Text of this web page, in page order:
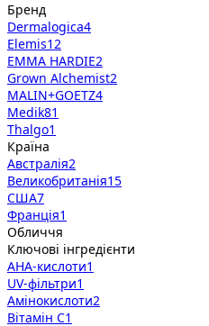
Бренд
Dermalogica4
Elemis12
EMMA HARDIE2
Grown Alchemist2
MALIN+GOETZ4
Medik81
Thalgo1
Країна
Австралія2
Великобританія15
США7
Франція1
Обличчя
Ключові інгредієнти
AHA-кислоти1
UV-фільтри1
Амінокислоти2
Вітамін C1